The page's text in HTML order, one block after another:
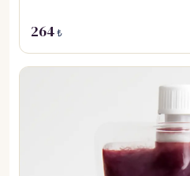
264 ₺